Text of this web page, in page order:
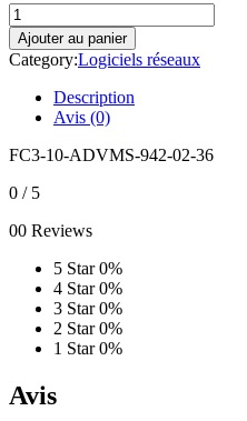
quantité
de
FortiADC-
VM
Virtual
appliance
Standard
Bundle
Ajouter au panier
Category:Logiciels réseaux
Description
Avis (0)
FC3-10-ADVMS-942-02-36
0 / 5
00 Reviews
5 Star 0%
4 Star 0%
3 Star 0%
2 Star 0%
1 Star 0%
Avis